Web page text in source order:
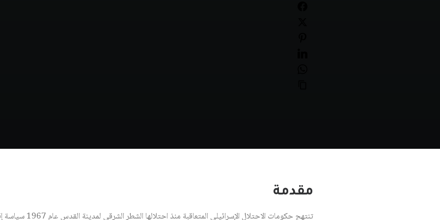
مقدمة
تنتهج حكومات الاحتلال